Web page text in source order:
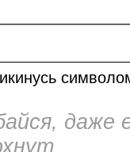
даже